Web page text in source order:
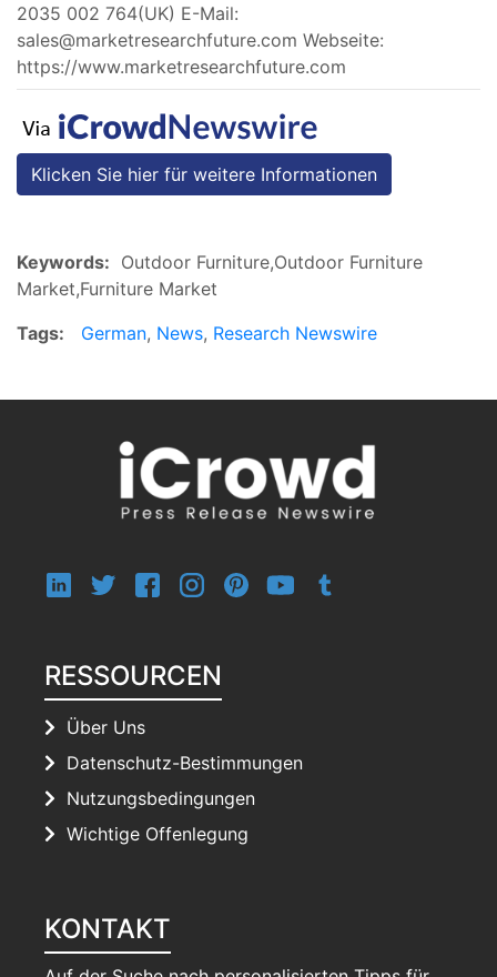
2035 002 764(UK) E-Mail:
sales@marketresearchfuture.com Webseite:
https://www.marketresearchfuture.com
Klicken Sie hier für weitere Informationen
Keywords: Outdoor Furniture,Outdoor Furniture
Market,Furniture Market
Tags:
German, News, Research Newswire
RESSOURCEN
Über Uns
Datenschutz-Bestimmungen
Nutzungsbedingungen
Wichtige Offenlegung
KONTAKT